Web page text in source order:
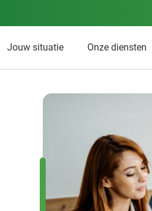
Jouw situatie Onze diensten